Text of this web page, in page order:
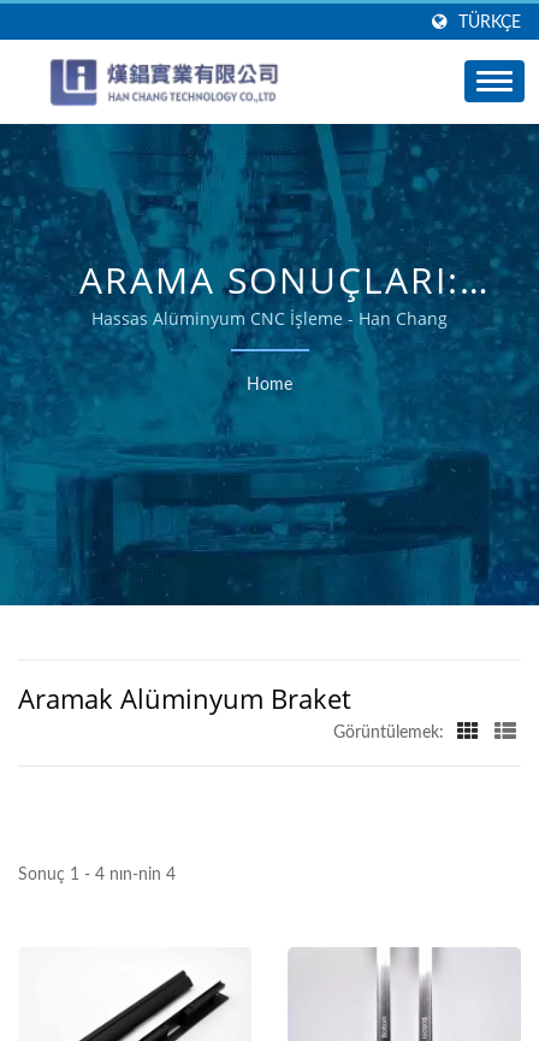
TÜRKÇE
ARAMA SONUÇLARI:
ALÜMINYUM BRAKET |
KARMAŞIK ALÜMINYUM
PARÇALAR IÇIN UZMAN
ÇÖZÜMLER - HAN
CHANG
Hassas Alüminyum CNC İşleme - Han Chang
Home
Aramak Alüminyum Braket
Görüntülemek:
Sonuç 1 - 4 nın-nin 4